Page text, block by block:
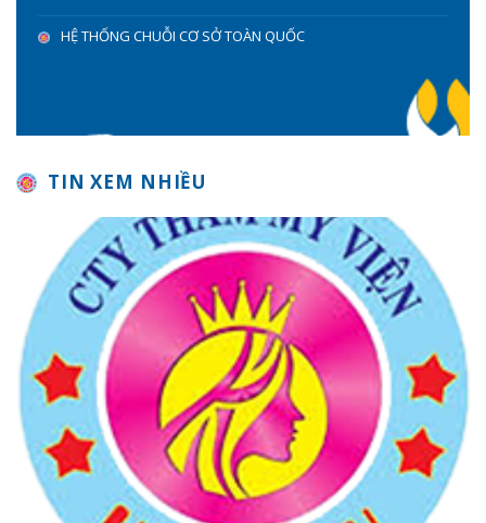
HỆ THỐNG CHUỖI CƠ SỞ TOÀN QUỐC
TIN XEM NHIỀU